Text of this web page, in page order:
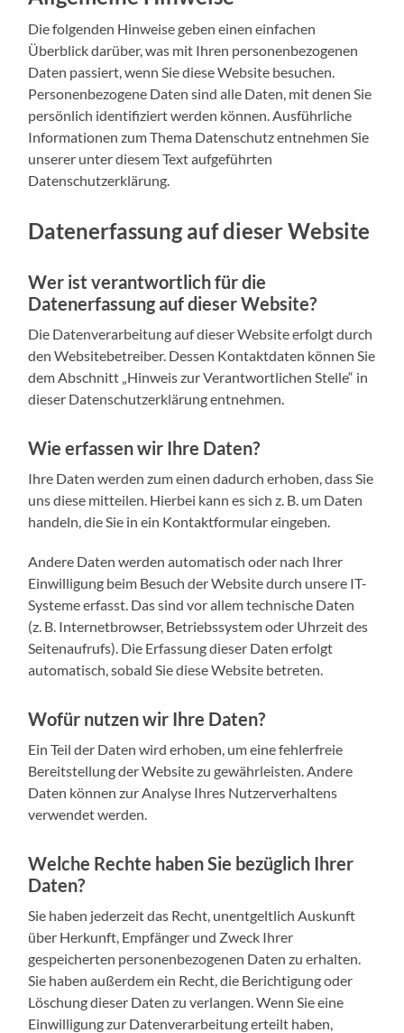
Die folgenden Hinweise geben einen einfachen
Überblick darüber, was mit Ihren personenbezogenen
Daten passiert, wenn Sie diese Website besuchen.
Personenbezogene Daten sind alle Daten, mit denen Sie
persönlich identifiziert werden können. Ausführliche
Informationen zum Thema Datenschutz entnehmen Sie
unserer unter diesem Text aufgeführten
Datenschutzerklärung.
Datenerfassung auf dieser Website
Wer ist verantwortlich für die
Datenerfassung auf dieser Website?
Die Datenverarbeitung auf dieser Website erfolgt durch
den Websitebetreiber. Dessen Kontaktdaten können Sie
dem Abschnitt „Hinweis zur Verantwortlichen Stelle“ in
dieser Datenschutzerklärung entnehmen.
Wie erfassen wir Ihre Daten?
Ihre Daten werden zum einen dadurch erhoben, dass Sie
uns diese mitteilen. Hierbei kann es sich z. B. um Daten
handeln, die Sie in ein Kontaktformular eingeben.
Andere Daten werden automatisch oder nach Ihrer
Einwilligung beim Besuch der Website durch unsere IT-
Systeme erfasst. Das sind vor allem technische Daten
(z. B. Internetbrowser, Betriebssystem oder Uhrzeit des
Seitenaufrufs). Die Erfassung dieser Daten erfolgt
automatisch, sobald Sie diese Website betreten.
Wofür nutzen wir Ihre Daten?
Ein Teil der Daten wird erhoben, um eine fehlerfreie
Bereitstellung der Website zu gewährleisten. Andere
Daten können zur Analyse Ihres Nutzerverhaltens
verwendet werden.
Welche Rechte haben Sie bezüglich Ihrer
Daten?
Sie haben jederzeit das Recht, unentgeltlich Auskunft
über Herkunft, Empfänger und Zweck Ihrer
gespeicherten personenbezogenen Daten zu erhalten.
Sie haben außerdem ein Recht, die Berichtigung oder
Löschung dieser Daten zu verlangen. Wenn Sie eine
Einwilligung zur Datenverarbeitung erteilt haben,